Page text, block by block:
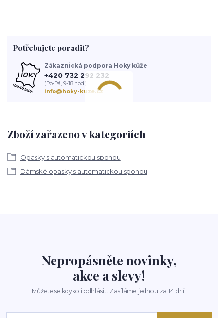
Zboží zařazeno v kategoriích
Opasky s automatickou sponou
Dámské opasky s automatickou sponou
Potřebujete poradit?
Zákaznická podpora Hoky kůže
+420 732 292 232
(Po-Pá, 9-18 hod.)
info@hoky-kuze.cz
Nepropásněte novinky,
akce a slevy!
Můžete se kdykoli odhlásit. Zasíláme jednou za 14 dní.